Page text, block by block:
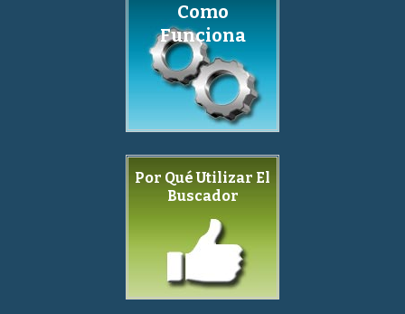
Como
Funciona
Por Qué Utilizar El
Buscador